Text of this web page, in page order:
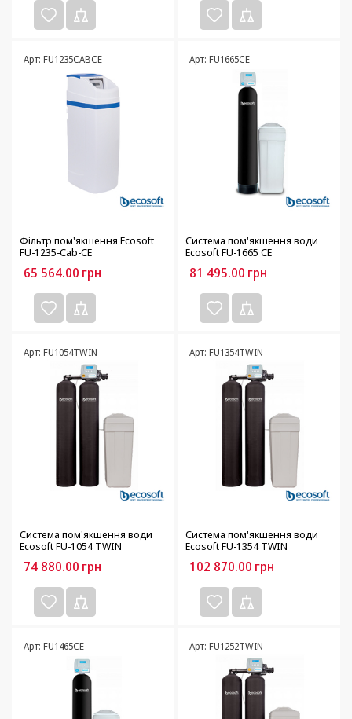
Арт: FU1235CABCE
Фільтр пом'якшення Ecosoft
FU-1235-Cab-CE
65 564.00 грн
Арт: FU1665CE
Система пом'якшення води
Ecosoft FU-1665 CE
81 495.00 грн
Арт: FU1054TWIN
Система пом'якшення води
Ecosoft FU-1054 TWIN
74 880.00 грн
Арт: FU1354TWIN
Система пом'якшення води
Ecosoft FU-1354 TWIN
102 870.00 грн
Арт: FU1465CE Арт: FU1252TWIN